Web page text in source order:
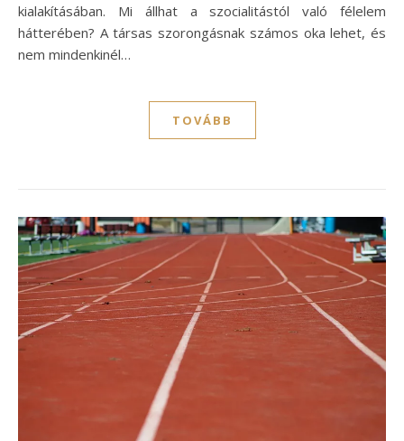
kialakításában. Mi állhat a szocialitástól való félelem
hátterében? A társas szorongásnak számos oka lehet, és
nem mindenkinél…
TOVÁBB